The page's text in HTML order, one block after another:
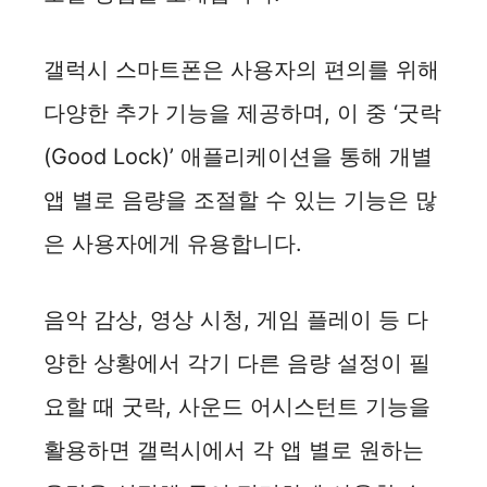
갤럭시 스마트폰은 사용자의 편의를 위해
다양한 추가 기능을 제공하며, 이 중 ‘굿락
(Good Lock)’ 애플리케이션을 통해 개별
앱 별로 음량을 조절할 수 있는 기능은 많
은 사용자에게 유용합니다.
음악 감상, 영상 시청, 게임 플레이 등 다
양한 상황에서 각기 다른 음량 설정이 필
요할 때 굿락, 사운드 어시스턴트 기능을
활용하면 갤럭시에서 각 앱 별로 원하는